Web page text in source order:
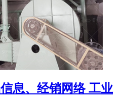
息、经销网络 工业